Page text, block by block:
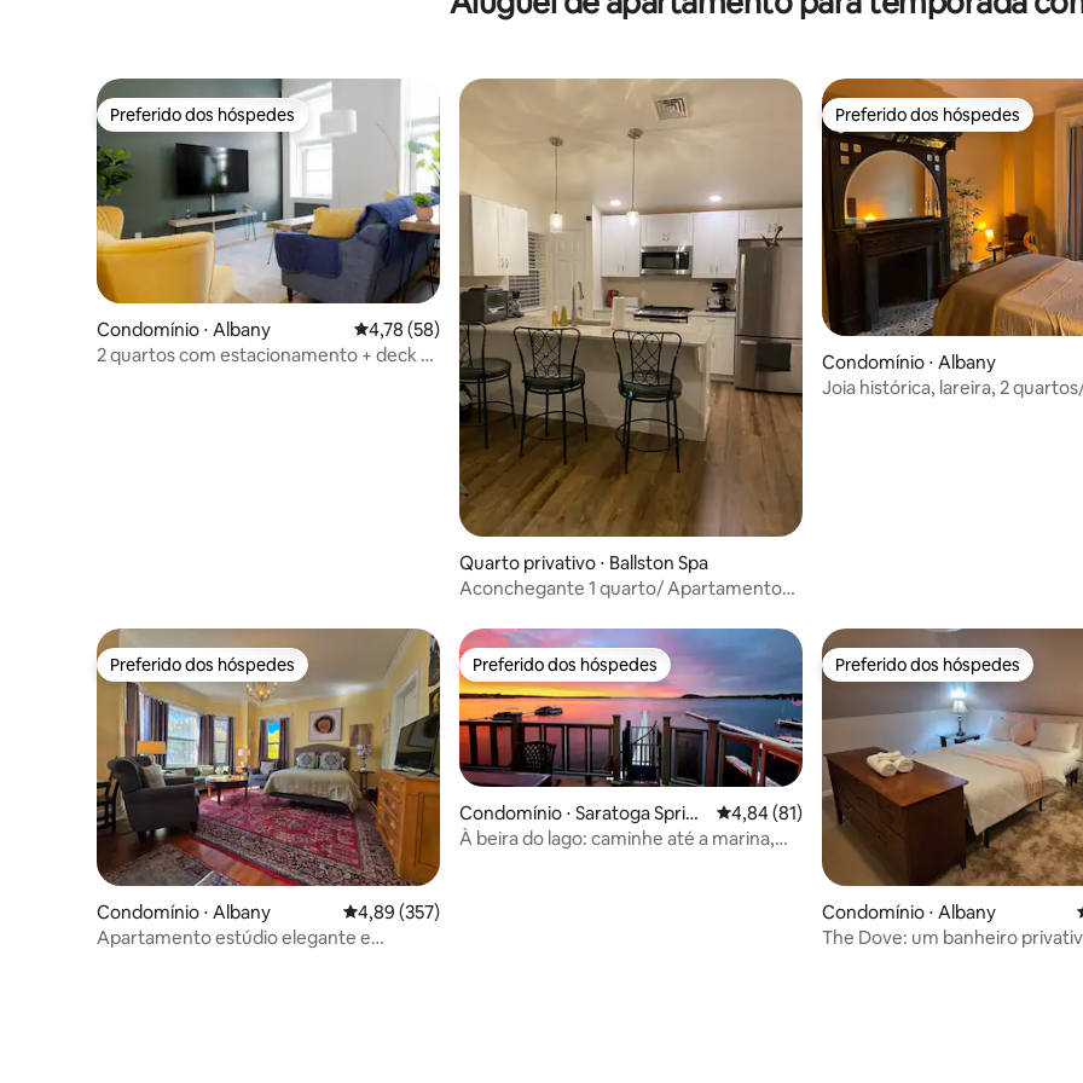
Preferido dos hóspedes
Preferido dos hóspedes
Condomínio ⋅ Albany 4,78 de uma avaliação média de 5, 58 avaliações
4,78 (58)
2 quartos com estacionamento + deck –
Quarto privativo ⋅ Ballston Spa
Aconchegante 1 quarto/ Apartamento
Preferido dos hóspedes
Preferido dos hóspedes
Condomínio ⋅ Albany
Joia histórica, lareira, 2
Preferido dos hóspedes
Preferido dos hóspedes
Condomínio ⋅ Albany 4,89 de uma avaliação média de 5, 357 avaliações
4,89 (357)
Apartamento estúdio elegante e
Preferido dos hóspedes
Preferido dos hóspedes
Condomínio ⋅ Saratoga Spring
s
4,84 de uma avaliação média de 5, 81
4,84 (81)
À beira do lago: caminhe até a marina,
Preferido dos hóspedes
Preferido dos hóspedes
Condomínio ⋅ Albany
The Dove: um banheiro